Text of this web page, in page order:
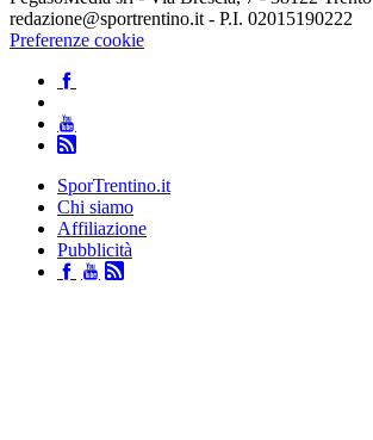
redazione@sportrentino.it - P.I. 02015190222
Preferenze cookie
SporTrentino.it
Chi siamo
Affiliazione
Pubblicità